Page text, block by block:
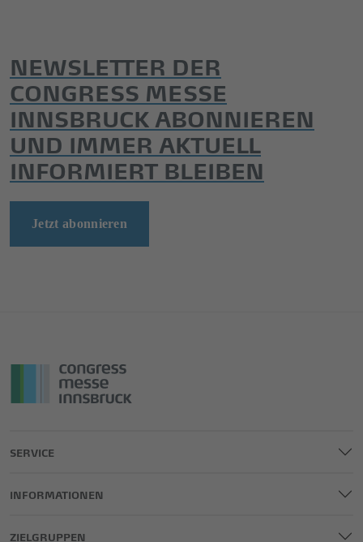
NEWSLETTER DER
CONGRESS MESSE
INNSBRUCK ABONNIEREN
UND IMMER AKTUELL
INFORMIERT BLEIBEN
Jetzt abonnieren
SERVICE
INFORMATIONEN
ZIELGRUPPEN